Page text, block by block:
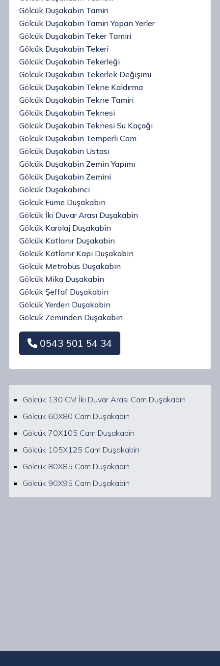
Gölcük Duşakabin Tamiri
Gölcük Duşakabin Tamiri Yapan Yerler
Gölcük Duşakabin Teker Tamiri
Gölcük Duşakabin Tekeri
Gölcük Duşakabin Tekerleği
Gölcük Duşakabin Tekerlek Değişimi
Gölcük Duşakabin Tekne Kaldırma
Gölcük Duşakabin Tekne Tamiri
Gölcük Duşakabin Teknesi
Gölcük Duşakabin Teknesi Su Kaçağı
Gölcük Duşakabin Temperli Cam
Gölcük Duşakabin Ustası
Gölcük Duşakabin Zemin Yapımı
Gölcük Duşakabin Zemini
Gölcük Duşakabinci
Gölcük Füme Duşakabin
Gölcük İki Duvar Arası Duşakabin
Gölcük Karolaj Duşakabin
Gölcük Katlanır Duşakabin
Gölcük Katlanır Kapı Duşakabin
Gölcük Metrobüs Duşakabin
Gölcük Mika Duşakabin
Gölcük Şeffaf Duşakabin
Gölcük Yerden Duşakabin
Gölcük Zeminden Duşakabin
0543 501 54 34
Gölcük 130 CM İki Duvar Arası Cam Duşakabin
Gölcük 60X80 Cam Duşakabin
Gölcük 70X105 Cam Duşakabin
Gölcük 105X125 Cam Duşakabin
Gölcük 80X85 Cam Duşakabin
Gölcük 90X95 Cam Duşakabin